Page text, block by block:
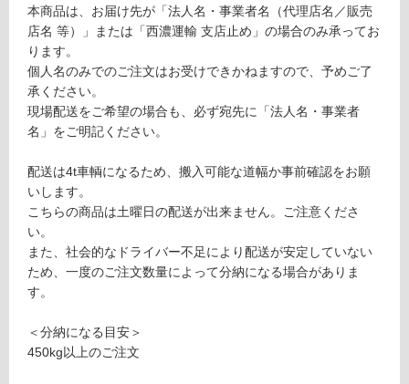
運賃表
し
て
る
が
制
限
り
為
意
が
※
商
本商品は、お届け先が「法人名・事業者名（代理店名／販売
店名 等）」または「西濃運輸 支店止め」の場合のみ承ってお
ります。
個人名のみでのご注文はお受けできかねますので、予めご了
承ください。
現場配送をご希望の場合も、必ず宛先に「法人名・事業者
名」をご明記ください。
配送は4t車輌になるため、搬入可能な道幅か事前確認をお願
いします。
こちらの商品は土曜日の配送が出来ません。ご注意くださ
い。
また、社会的なドライバー不足により配送が安定していない
ため、一度のご注文数量によって分納になる場合がありま
す。
＜分納になる目安＞
450kg以上のご注文